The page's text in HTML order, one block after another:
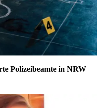
Polizeibeamte in NRW